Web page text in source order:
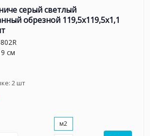
серый светлый
обрезной 119,5x119,5x1,1
см
2шт
м2